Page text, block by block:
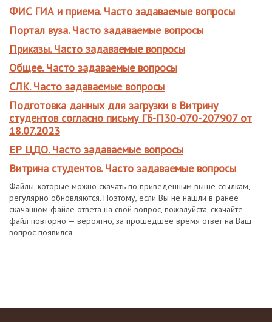
ФИС ГИА и приема. Часто задаваемые вопросы
Портал вуза. Часто задаваемые вопросы
Приказы. Часто задаваемые вопросы
Общее. Часто задаваемые вопросы
СЛК. Часто задаваемые вопросы
Подготовка данных для загрузки в Витрину
студентов согласно письму ГБ-П30-070-207907 от
18.07.2023
ЕР ЦДО. Часто задаваемые вопросы
Витрина студентов. Часто задаваемые вопросы
Файлы, которые можно скачать по приведенным выше ссылкам,
регулярно обновляются. Поэтому, если Вы не нашли в ранее
скачанном файле ответа на свой вопрос, пожалуйста, скачайте
файл повторно — вероятно, за прошедшее время ответ на Ваш
вопрос появился.